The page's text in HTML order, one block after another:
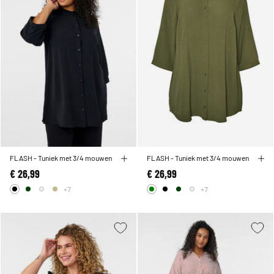
FLASH - Tuniek met 3/4 mouwen
€ 26,99
+7
FLASH - Tuniek met 3/4 mouwen
€ 26,99
+7